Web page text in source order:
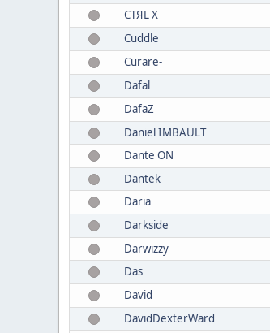
CTЯL X
Cuddle
Curare-
Dafal
DafaZ
Daniel IMBAULT
Dante ON
Dantek
Daria
Darkside
Darwizzy
Das
David
DavidDexterWard